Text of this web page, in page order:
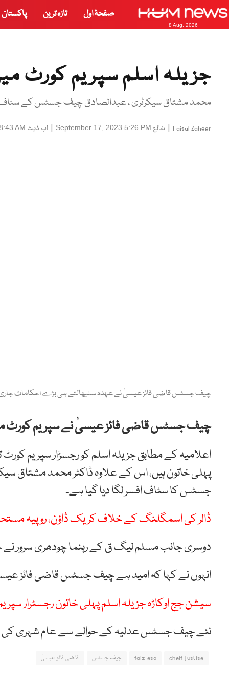
8 Aug, 2026
صفحۂ اول تازہ ترین پاکستان
جزیلہ اسلم سپریم کورٹ
محمد مشتاق سیکرٹری ، عبدالصادق چیف جسٹس کے سٹاف
Faisal Zaheer
| شائع September 17, 2023 5:26 PM
| اپ ڈیٹ AM
چیف جسٹس قاضی فائز عیسیٰ نے عہدہ سنبھالتے ہی بڑے احکامات
چیف جسٹس قاضی فائز عیسیٰ نے سپریم کورٹ
اعلامیہ کے مطابق جزیلہ اسلم کو رجسڑار سپریم کورٹ
پہلی خاتون ہیں، اس کے علاوہ ڈاکٹر محمد مشتاق
جسٹس کا سٹاف افسر لگا دیا گیا ہے۔
ڈالر کی اسمگلنگ کے خلاف کریک ڈاؤن، روپیہ
دوسری جانب مسلم لیگ ق کے رہنما چودھری سرور
انہوں نے کہا کہ امید ہے چیف جسٹس قاضی فائز
سیشن جج اوکاڑہ جزیلہ اسلم پہلی خاتون رجسٹرار
نئے چیف جسٹس عدلیہ کے حوالے سے عام شہری کی
cheif justise
faiz esa چیف جسٹس قاضی فائز عیسیٰ